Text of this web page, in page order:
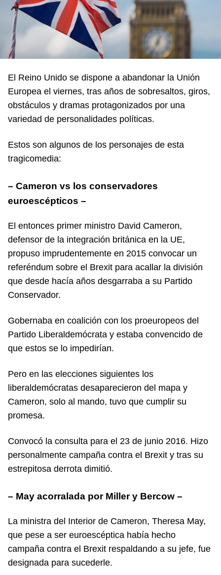
El Reino Unido se dispone a abandonar la Unión
Europea el viernes, tras años de sobresaltos, giros,
obstáculos y dramas protagonizados por una
variedad de personalidades políticas.
Estos son algunos de los personajes de esta
tragicomedia:
– Cameron vs los conservadores
euroescépticos –
El entonces primer ministro David Cameron,
defensor de la integración británica en la UE,
propuso imprudentemente en 2015 convocar un
referéndum sobre el Brexit para acallar la división
que desde hacía años desgarraba a su Partido
Conservador.
Gobernaba en coalición con los proeuropeos del
Partido Liberaldemócrata y estaba convencido de
que estos se lo impedirían.
Pero en las elecciones siguientes los
liberaldemócratas desaparecieron del mapa y
Cameron, solo al mando, tuvo que cumplir su
promesa.
Convocó la consulta para el 23 de junio 2016. Hizo
personalmente campaña contra el Brexit y tras su
estrepitosa derrota dimitió.
– May acorralada por Miller y Bercow –
La ministra del Interior de Cameron, Theresa May,
que pese a ser euroescéptica había hecho
campaña contra el Brexit respaldando a su jefe, fue
designada para sucederle.